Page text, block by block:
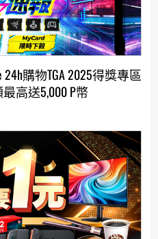
購物TGA 2025得獎專區
高送5,000 P幣